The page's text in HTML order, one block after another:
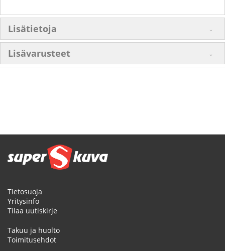
Lisätietoja
Lisävarusteet
Tietosuoja
Yritysinfo
Tilaa uutiskirje
Takuu ja huolto
Toimitusehdot